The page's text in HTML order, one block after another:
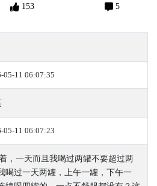
153 5
05-11 06:07:35
05-11 06:07:23
，一天而且我喝过两罐不要超过两
喝过一天两罐，上午一罐，下午一